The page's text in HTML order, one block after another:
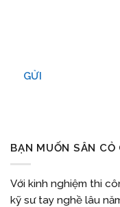
GỬI
BẠN MUỐN SÂN
Với kinh nghiệm thi
kỹ sư tay nghề lâu